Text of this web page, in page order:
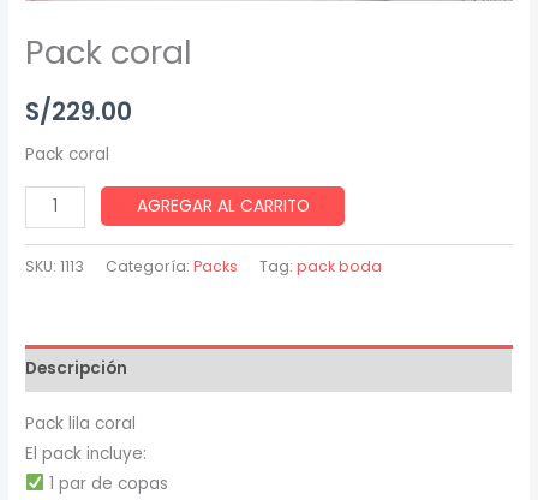
Pack coral
S/229.00
Pack coral
AGREGAR AL CARRITO
SKU:1113 Categoría:Packs Tag:pack boda
Descripción
Pack lila coral
El pack incluye:
1 par de copas